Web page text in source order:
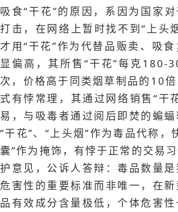
吸食“干花”的原因，系因为国家
打击，在网络上暂时找不到“上头
才用“干花”作为代替品贩卖、吸
显偏高，其所售“干花”每克180-
次，价格高于同类烟草制品的10
式有悖常理，其通过网络销售“干
易，与吸毒者通过阅后即焚的蝙
“干花”、“上头烟”作为毒品代称，
囊”作为掩饰，有悖于正常的交易
护意见，公诉人答辩：毒品数量
危害性的重要标准而非唯一，在
品有效成分含量极低，个体危害